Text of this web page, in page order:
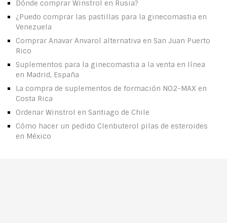
Dónde comprar Winstrol en Rusia?
¿Puedo comprar las pastillas para la ginecomastia en
Venezuela
Comprar Anavar Anvarol alternativa en San Juan Puerto
Rico
Suplementos para la ginecomastia a la venta en línea
en Madrid, España
La compra de suplementos de formación NO2-MAX en
Costa Rica
Ordenar Winstrol en Santiago de Chile
Cómo hacer un pedido Clenbuterol pilas de esteroides
en México